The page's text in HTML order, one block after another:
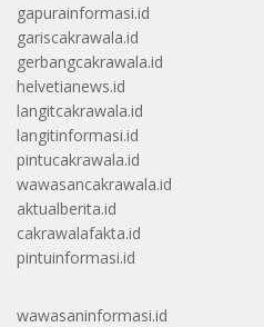
gapurainformasi.id
gariscakrawala.id
gerbangcakrawala.id
helvetianews.id
langitcakrawala.id
langitinformasi.id
pintucakrawala.id
wawasancakrawala.id
aktualberita.id
cakrawalafakta.id
pintuinformasi.id
wawasaninformasi.id